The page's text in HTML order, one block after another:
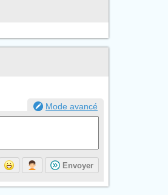
Mode avancé
Envoyer